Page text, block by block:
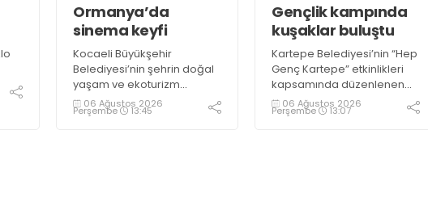
Ormanya’da
sinema keyfi
Kocaeli Büyükşehir
Belediyesi’nin şehrin doğal
yaşam ve ekoturizm
merkezi Ormanya’da
düzenlediği “Gece
06 Ağustos 2026
Perşembe 13:45
Gençlik kampında
kuşaklar buluştu
Kartepe Belediyesi’nin “Hep
Genç Kartepe” etkinlikleri
kapsamında düzenlenen
Gençlik ve Gelişim Kampı’na
katılan gençler, Kocaeli
06 Ağustos 2026
Perşembe 13:07